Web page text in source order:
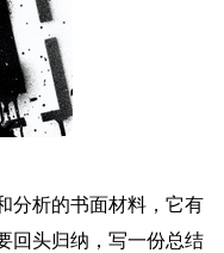
分析的书面材料，它有
回头归纳，写一份总结